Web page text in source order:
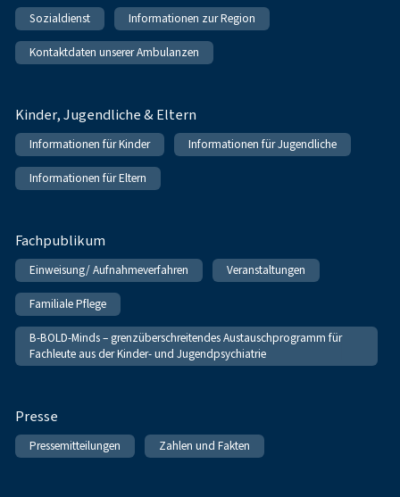
Sozialdienst Informationen zur Region
Kontaktdaten unserer Ambulanzen
Kinder, Jugendliche & Eltern
Informationen für Kinder Informationen für Jugendliche
Informationen für Eltern
Fachpublikum
Einweisung/ Aufnahmeverfahren Veranstaltungen
Familiale Pflege
B-BOLD-Minds – grenzüberschreitendes Austauschprogramm für
Fachleute aus der Kinder- und Jugendpsychiatrie
Presse
Pressemitteilungen Zahlen und Fakten